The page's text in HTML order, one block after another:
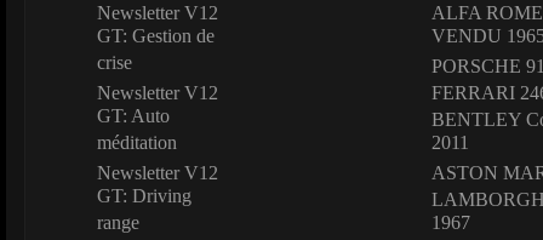
Newsletter V12
GT: Gestion de
crise
Newsletter V12
GT: Auto
méditation
Newsletter V12
GT: Driving
range
ALFA
VENDU
PORSCHE
FERRARI
BENTLEY
2011
ASTON
1967